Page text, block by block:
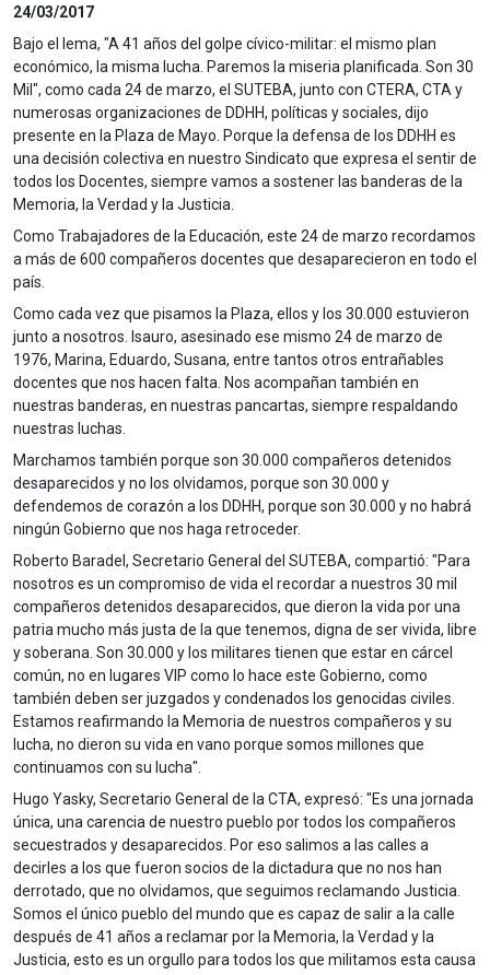
24/03/2017
Bajo el lema, "A 41 años del golpe cívico-militar: el mismo plan
económico, la misma lucha. Paremos la miseria planificada. Son 30
Mil", como cada 24 de marzo, el SUTEBA, junto con CTERA, CTA y
numerosas organizaciones de DDHH, políticas y sociales, dijo
presente en la Plaza de Mayo. Porque la defensa de los DDHH es
una decisión colectiva en nuestro Sindicato que expresa el sentir de
todos los Docentes, siempre vamos a sostener las banderas de la
Memoria, la Verdad y la Justicia.
Como Trabajadores de la Educación, este 24 de marzo recordamos
a más de 600 compañeros docentes que desaparecieron en todo el
país.
Como cada vez que pisamos la Plaza, ellos y los 30.000 estuvieron
junto a nosotros. Isauro, asesinado ese mismo 24 de marzo de
1976, Marina, Eduardo, Susana, entre tantos otros entrañables
docentes que nos hacen falta. Nos acompañan también en
nuestras banderas, en nuestras pancartas, siempre respaldando
nuestras luchas.
Marchamos también porque son 30.000 compañeros detenidos
desaparecidos y no los olvidamos, porque son 30.000 y
defendemos de corazón a los DDHH, porque son 30.000 y no habrá
ningún Gobierno que nos haga retroceder.
Roberto Baradel, Secretario General del SUTEBA, compartió: "Para
nosotros es un compromiso de vida el recordar a nuestros 30 mil
compañeros detenidos desaparecidos, que dieron la vida por una
patria mucho más justa de la que tenemos, digna de ser vivida, libre
y soberana. Son 30.000 y los militares tienen que estar en cárcel
común, no en lugares VIP como lo hace este Gobierno, como
también deben ser juzgados y condenados los genocidas civiles.
Estamos reafirmando la Memoria de nuestros compañeros y su
lucha, no dieron su vida en vano porque somos millones que
continuamos con su lucha".
Hugo Yasky, Secretario General de la CTA, expresó: "Es una jornada
única, una carencia de nuestro pueblo por todos los compañeros
secuestrados y desaparecidos. Por eso salimos a las calles a
decirles a los que fueron socios de la dictadura que no nos han
derrotado, que no olvidamos, que seguimos reclamando Justicia.
Somos el único pueblo del mundo que es capaz de salir a la calle
después de 41 años a reclamar por la Memoria, la Verdad y la
Justicia, esto es un orgullo para todos los que militamos esta causa